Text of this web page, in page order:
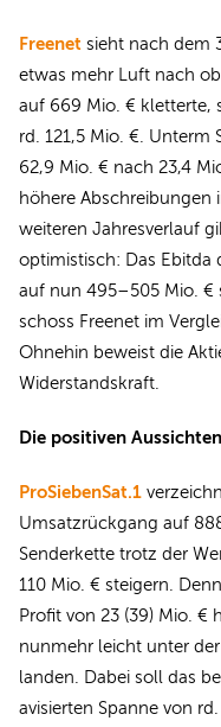
Freenet sieht nach dem
etwas mehr Luft nach
auf 669 Mio. € kletterte,
rd. 121,5 Mio. €. Unterm
62,9 Mio. € nach 23,4
höhere Abschreibungen
weiteren Jahresverlauf
optimistisch: Das Ebitda
auf nun 495–505 Mio. €
schoss Freenet im
Ohnehin beweist die
Widerstandskraft.
Die positiven
ProSiebenSat.1
Umsatzrückgang auf
Senderkette trotz der
110 Mio. € steigern.
Profit von 23 (39) Mio. €
nunmehr leicht unter
landen. Dabei soll das
avisierten Spanne von